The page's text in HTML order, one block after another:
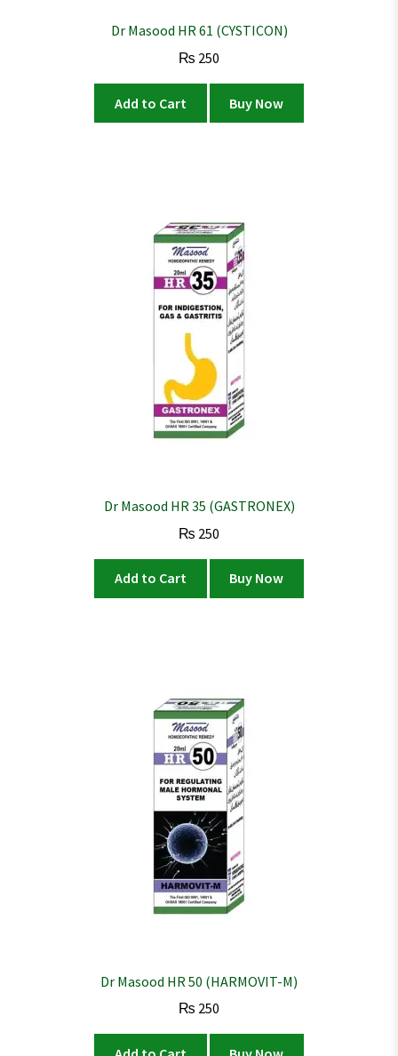
Dr Masood HR 61 (CYSTICON)
₨ 250
Add to Cart Buy Now
Dr Masood HR 35 (GASTRONEX)
₨ 250
Add to Cart Buy Now
Dr Masood HR 50 (HARMOVIT-M)
₨ 250